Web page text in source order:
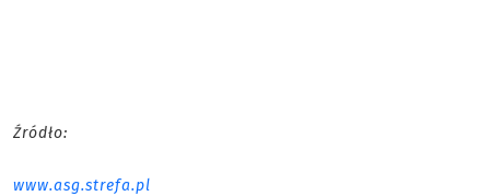
Źródło:
www.asg.strefa.pl